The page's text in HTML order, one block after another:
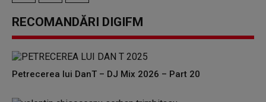
RECOMANDĂRI DIGIFM
Petrecerea lui DanT – DJ Mix 2026 – Part 20